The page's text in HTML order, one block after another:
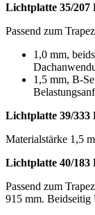
Lichtplatte 35/207
Passend zum
1,0 mm,
1,5 mm, B-
Lichtplatte 39/333
Materialstärke 1,5
Lichtplatte 40/183
Passend zum
915 mm. Beidseitig